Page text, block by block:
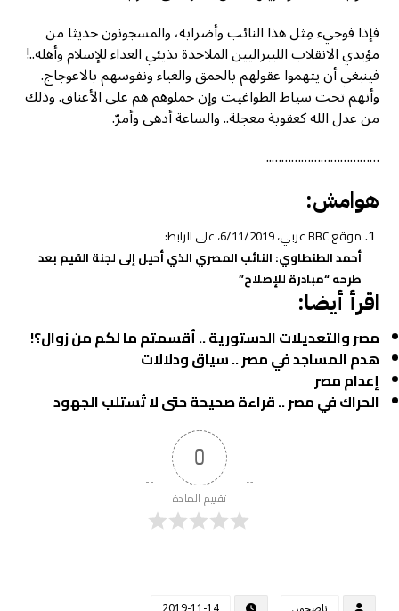
فإذا فوجيء مِثل هذا النائب وأضرابه، والمسجونون حديثا من
مؤيدي الانقلاب الليبراليين الملاحدة بذيئي العداء للإسلام وأهله..!
فينبغي أن يتهموا عقولهم بالحمق والغباء ونفوسهم بالاعوجاج.
وأنهم تحت سياط الطواغيت وإن حملوهم هم على الأعناق. وذلك
من عدل الله كعقوبة معجلة.. والساعة أدهى وأمرّ.
……………………………..
هوامش:
موقع BBC عربي، 6/11/2019، على الرابط:
أحمد الطنطاوي: النائب المصري الذي أحيل إلى لجنة القيم بعد
طرحه “مبادرة للإصلاح”
اقرأ أيضا:
مصر والتعديلات الدستورية .. أقسمتم ما لكم من زوال؟!
هدم المساجد في مصر .. سياق ودلالات
إعدام مصر
الحراك في مصر .. قراءة صحيحة حتى لا تُستلب الجهود
0
تقييم المادة